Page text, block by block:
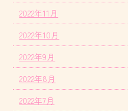
2022年11月
2022年10月
2022年9月
2022年8月
2022年7月